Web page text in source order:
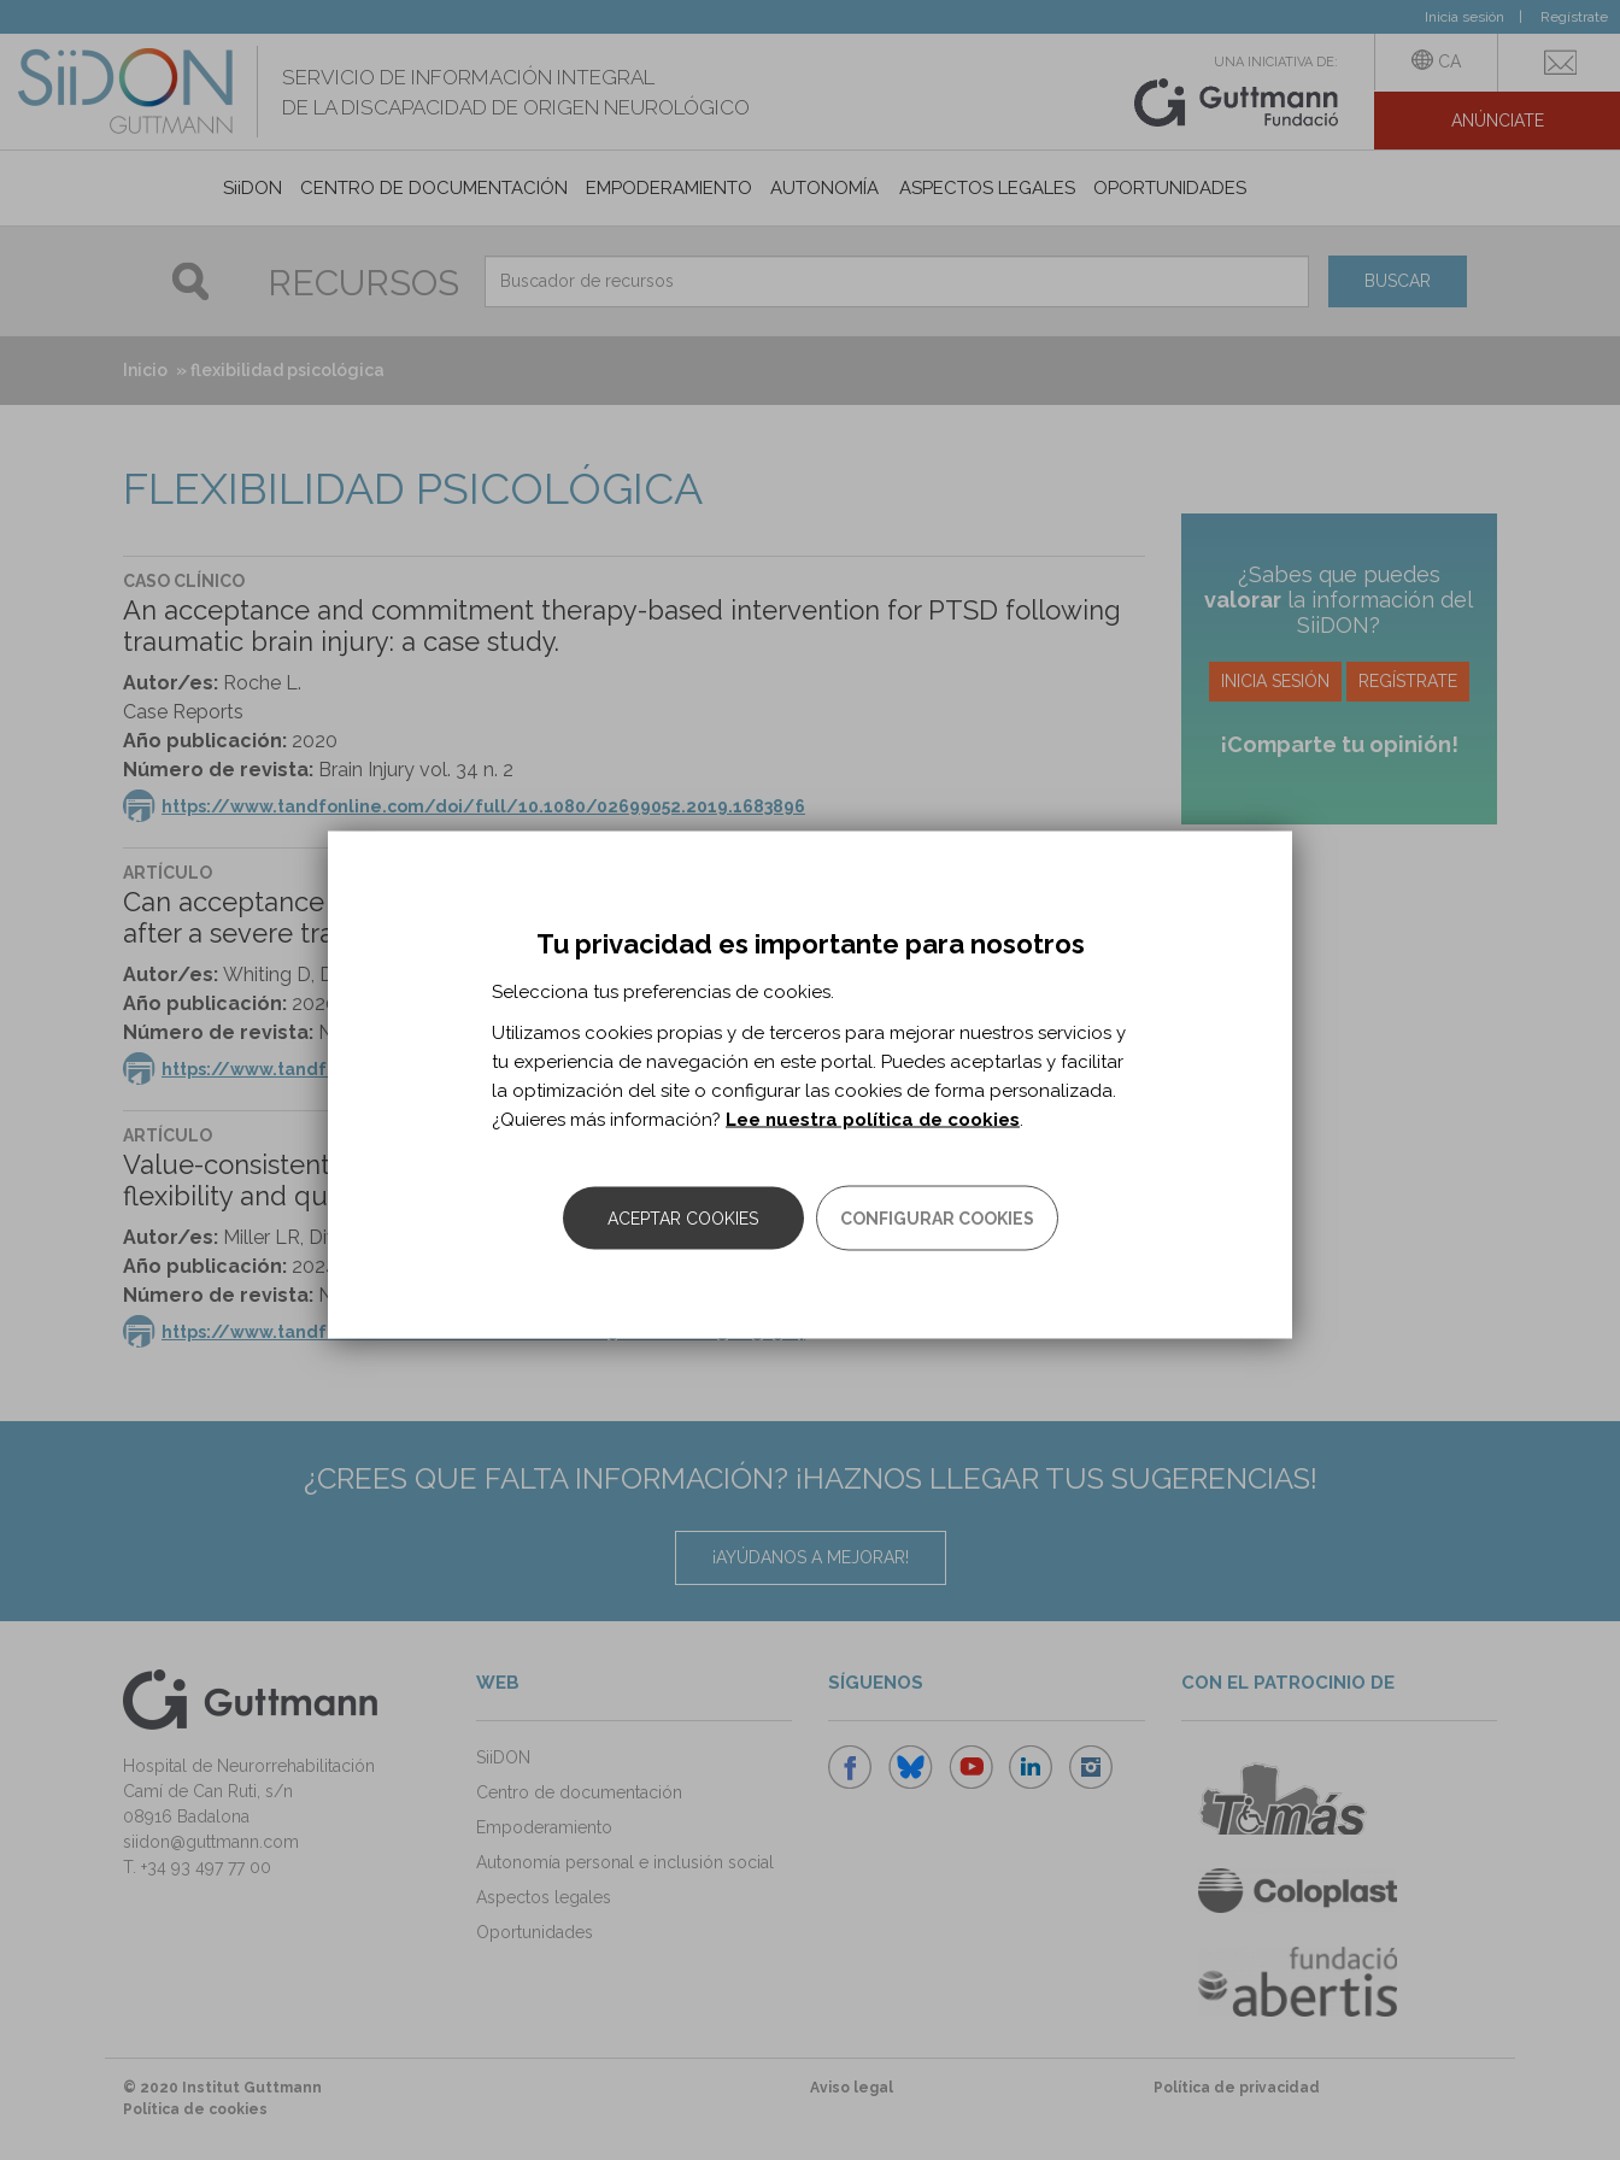
contenido
principal
Inicia sesión Regístrate
SERVICIO DE INFORMACIÓN INTEGRAL
DE LA DISCAPACIDAD DE ORIGEN NEUROLÓGICO
UNA INICIATIVA DE: CA
ANÚNCIATE
SiiDON CENTRO DE DOCUMENTACIÓN EMPODERAMIENTO AUTONOMÍA PERSONAL E INCLUSIÓN SOCIAL
ASPECTOS LEGALES OPORTUNIDADES
RECURSOS BUSCAR
Inicio flexibilidad psicológica
FLEXIBILIDAD PSICOLÓGICA
CASO CLÍNICO
An acceptance and commitment therapy-based intervention for PTSD following
traumatic brain injury: a case study.
Autor/es: Roche L.
Case Reports
Año publicación: 2020
Número de revista: Brain Injury vol. 34 n. 2
https://www.tandfonline.com/doi/full/10.1080/02699052.2019.1683896
ARTÍCULO
Can acceptance and commitment therapy facilitate psychological adjustment
after a severe traumatic brain injury? A pilot randomized controlled trial.
Autor/es: Whiting D, Deane F, McLeod H, Ciarrochi J, Simpson G.
Año publicación: 2020
Número de revista: Neuropsychological Rehabilitation vol. 30 n. 7
https://www.tandfonline.com/doi/full/10.1080/09602011.2019.1583582
ARTÍCULO
Value-consistent rehabilitation is associated with long-term psychological
flexibility and quality of life after traumatic brain injury.
Autor/es: Miller LR, Divers R, Reed C, Cherry J, Patrick A, Calamia M.
Año publicación: 2024
Número de revista: Neuropsychological Rehabilitation vol. 34 n. 7
https://www.tandfonline.com/doi/full/10.1080/09602011.2023.2256964
¿Sabes que puedes
valorar la información del
SiiDON?
INICIA SESIÓN REGÍSTRATE
¡Comparte tu opinión!
¿CREES QUE FALTA INFORMACIÓN? ¡HAZNOS LLEGAR TUS SUGERENCIAS!
¡AYÚDANOS A MEJORAR!
Hospital de Neurorrehabilitación
Camí de Can Ruti, s/n
08916 Badalona
siidon@guttmann.com
T. +34 93 497 77 00
WEB
SiiDON
Centro de documentación
Empoderamiento
Autonomía personal e inclusión social
Aspectos legales
Oportunidades
SÍGUENOS CON EL PATROCINIO DE
© 2020 Institut Guttmann Aviso legal
Política de privacidad
Política de cookies
Tu privacidad es importante para nosotros
Selecciona tus preferencias de cookies.
Utilizamos cookies propias y de terceros para mejorar nuestros servicios y
tu experiencia de navegación en este portal. Puedes aceptarlas y facilitar
la optimización del site o configurar las cookies de forma personalizada.
¿Quieres más información? Lee nuestra política de cookies
ACEPTAR COOKIES CONFIGURAR COOKIES